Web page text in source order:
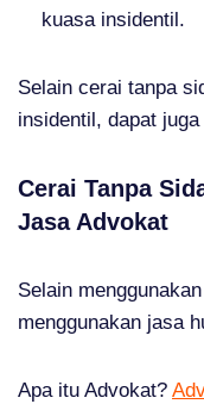
kuasa insidentil.
Selain cerai tanpa
insidentil, dapat
Cerai Tanpa
Jasa
Selain
menggunakan jasa
Apa itu Advokat?